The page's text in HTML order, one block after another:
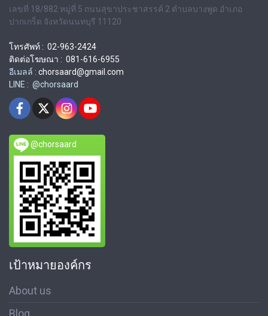
เลขที่ 18/882 หมู่ที่ 5 ถนนสุขาประชาสรรค์ 2 ตำบลบางพูด อำเภอ
ปากเกร็ด จังหวัดนนทบุรี 11120
โทรศัพท์ : 02-963-2424
ติดต่อโฆษณา : 081-616-6955
อีเมลล์ : chorsaard@gmail.com
LINE : @chorsaard
@chorsaard
เป้าหมายองค์กร
About us
Blog